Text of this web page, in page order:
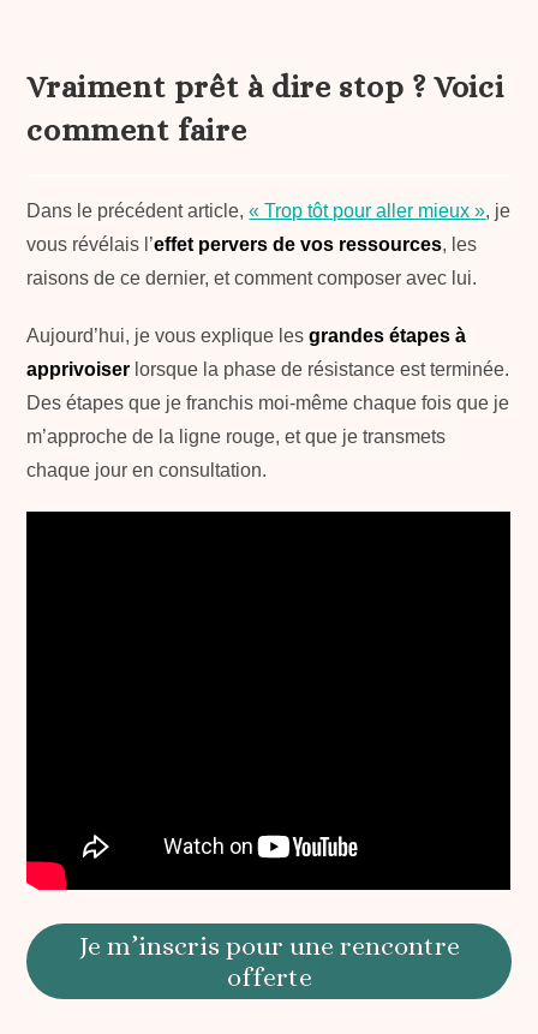
Vraiment prêt à dire stop ? Voici
comment faire
Dans le précédent article,« Trop tôt pour aller mieux », je
vous révélais l’effet pervers de vos ressources, les
raisons de ce dernier, et comment composer avec lui.
Aujourd’hui, je vous explique lesgrandes étapes à
apprivoiser lorsque la phase de résistance est terminée.
Des étapes que je franchis moi-même chaque fois que je
m’approche de la ligne rouge, et que je transmets
chaque jour en consultation.
Je m’inscris pour une rencontre
offerte